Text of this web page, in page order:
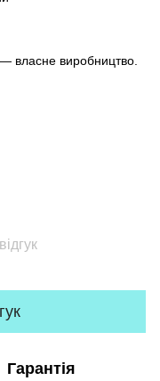
власне виробництво.
Гарантія